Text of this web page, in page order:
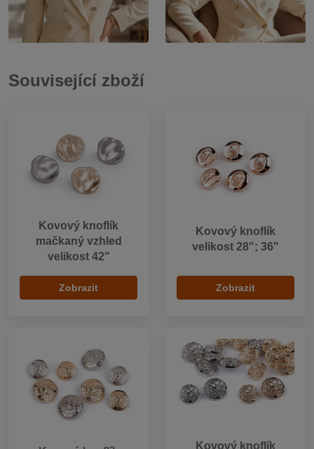
Související zboží
Kovový knoflík
mačkaný vzhled
velikost 42"
Zobrazit
Kovový knoflík
velikost 28"; 36"
Zobrazit
Kovový knoflík